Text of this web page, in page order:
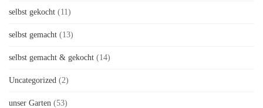
selbst gekocht (11)
selbst gemacht (13)
selbst gemacht & gekocht (14)
Uncategorized (2)
unser Garten (53)